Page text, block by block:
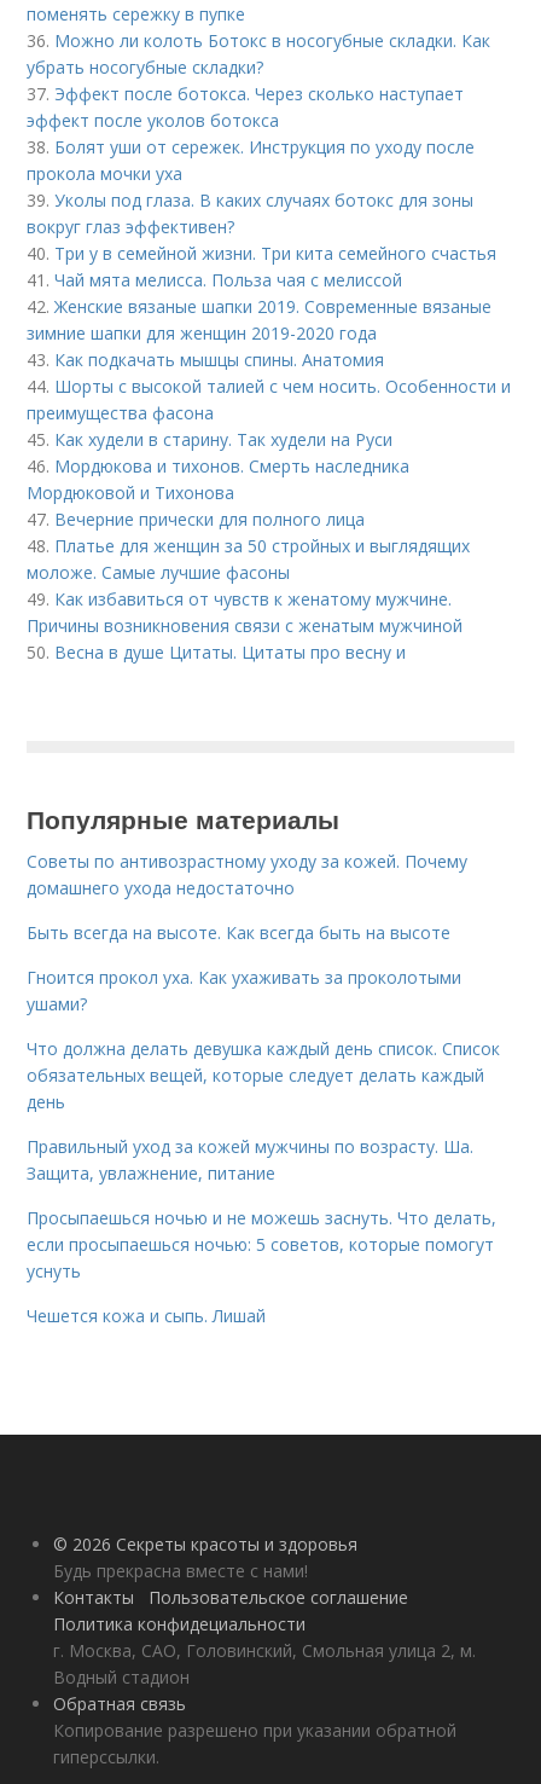
поменять сережку в пупке
36. Можно ли колоть Ботокс в носогубные складки. Как
убрать носогубные складки?
37. Эффект после ботокса. Через сколько наступает
эффект после уколов ботокса
38. Болят уши от сережек. Инструкция по уходу после
прокола мочки уха
39.Уколы под глаза. В каких случаях ботокс для зоны
вокруг глаз эффективен?
40. Три у в семейной жизни. Три кита семейного счастья
41.Чай мята мелисса. Польза чая с мелиссой
42.Женские вязаные шапки 2019. Современные вязаные
зимние шапки для женщин 2019-2020 года
43. Как подкачать мышцы спины. Анатомия
44. Шорты с высокой талией с чем носить. Особенности и
преимущества фасона
45. Как худели в старину. Так худели на Руси
46. Мордюкова и тихонов. Смерть наследника
Мордюковой и Тихонова
47. Вечерние прически для полного лица
48. Платье для женщин за 50 стройных и выглядящих
моложе. Самые лучшие фасоны
49. Как избавиться от чувств к женатому мужчине.
Причины возникновения связи с женатым мужчиной
50. Весна в душе Цитаты. Цитаты про весну и
Популярные материалы
Советы по антивозрастному уходу за кожей. Почему
домашнего ухода недостаточно
Быть всегда на высоте. Как всегда быть на высоте
Гноится прокол уха. Как ухаживать за проколотыми
ушами?
Что должна делать девушка каждый день список. Список
обязательных вещей, которые следует делать каждый
день
Правильный уход за кожей мужчины по возрасту. Ша.
Защита, увлажнение, питание
Просыпаешься ночью и не можешь заснуть. Что делать,
если просыпаешься ночью: 5 советов, которые помогут
уснуть
Чешется кожа и сыпь. Лишай
© 2026 Секреты красоты и здоровья
Будь прекрасна вместе с нами!
Контакты
Пользовательское соглашение
Политика конфидециальности
г. Москва, САО, Головинский, Смольная улица 2, м.
Водный стадион
Обратная связь
Копирование разрешено при указании обратной
гиперссылки.